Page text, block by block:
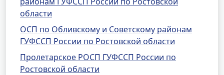
области
ОСП по Обливскому и Советскому районам
ГУФССП России по Ростовской области
Пролетарское РОСП ГУФССП России по
Ростовской области